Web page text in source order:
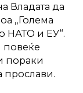
Владата да
„Голема
НАТО и ЕУ“.
повеќе
пораки
прослави.